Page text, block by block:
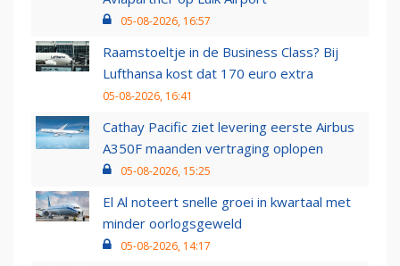
05-08-2026, 16:57
Raamstoeltje in de Business Class? Bij
Lufthansa kost dat 170 euro extra
05-08-2026, 16:41
Cathay Pacific ziet levering eerste Airbus
A350F maanden vertraging oplopen
05-08-2026, 15:25
El Al noteert snelle groei in kwartaal met
minder oorlogsgeweld
05-08-2026, 14:17